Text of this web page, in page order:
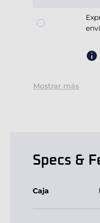
Mostrar más
Specs &
Caja